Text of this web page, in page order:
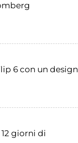
6 con un design
giorni di